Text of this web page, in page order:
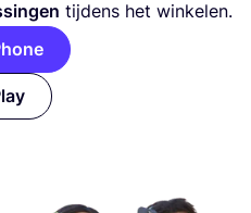
tij­dens het winkelen.